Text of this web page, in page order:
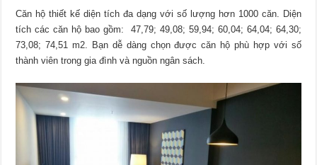
Căn hộ thiết kế diện tích đa dạng với số lượng hơn 1000 căn. Diện
tích các căn hộ bao gồm: 47,79; 49,08; 59,94; 60,04; 64,04; 64,30;
73,08; 74,51 m2. Bạn dễ dàng chọn được căn hộ phù hợp với số
thành viên trong gia đình và nguồn ngân sách.